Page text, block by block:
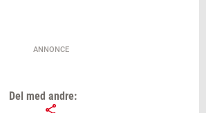
ANNONCE
Del med andre: